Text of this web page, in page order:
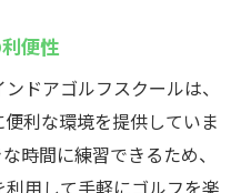
便性
ドアゴルフスクールは、
利な環境を提供していま
時間に練習できるため、
用して手軽にゴルフを楽